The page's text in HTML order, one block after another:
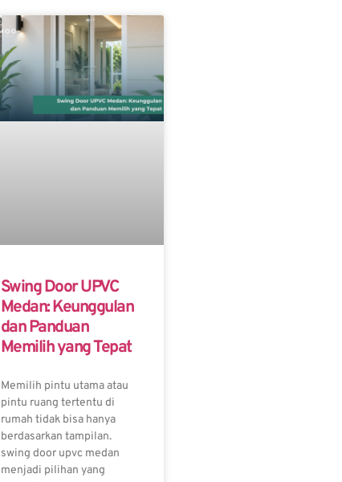
Swing Door UPVC
Medan: Keunggulan
dan Panduan
Memilih yang Tepat
Memilih pintu utama atau
pintu ruang tertentu di
rumah tidak bisa hanya
berdasarkan tampilan.
swing door upvc medan
menjadi pilihan yang